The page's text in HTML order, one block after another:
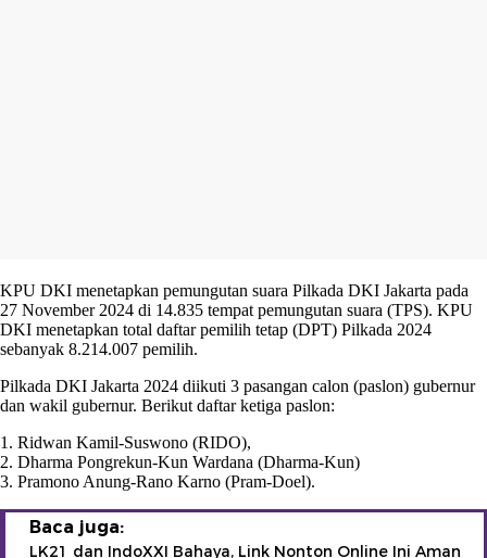
KPU DKI menetapkan pemungutan suara Pilkada DKI Jakarta pada
27 November 2024 di 14.835 tempat pemungutan suara (TPS). KPU
DKI menetapkan total daftar pemilih tetap (DPT) Pilkada 2024
sebanyak 8.214.007 pemilih.
Pilkada DKI Jakarta 2024 diikuti 3 pasangan calon (paslon) gubernur
dan wakil gubernur. Berikut daftar ketiga paslon:
1. Ridwan Kamil-Suswono (RIDO),
2. Dharma Pongrekun-Kun Wardana (Dharma-Kun)
3. Pramono Anung-Rano Karno (Pram-Doel).
Baca juga:
LK21 dan IndoXXI Bahaya, Link Nonton Online Ini Aman